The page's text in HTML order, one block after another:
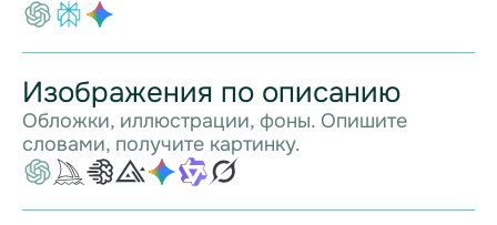
Изображения по описанию
Обложки, иллюстрации, фоны. Опишите
словами, получите картинку.